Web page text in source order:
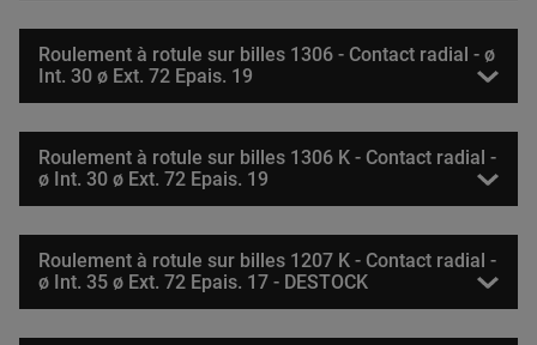
Roulement à rotule sur billes 1306 - Contact radial - ø
Int. 30 ø Ext. 72 Epais. 19
Roulement à rotule sur billes 1306 K - Contact radial -
ø Int. 30 ø Ext. 72 Epais. 19
Roulement à rotule sur billes 1207 K - Contact radial -
ø Int. 35 ø Ext. 72 Epais. 17 - DESTOCK